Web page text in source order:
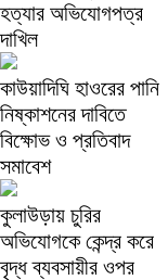
হত্যার অভিযোগপত্র
দাখিল
কাউয়াদিঘি হাওরের পানি
নিষ্কাশনের দাবিতে
বিক্ষোভ ও প্রতিবাদ
সমাবেশ
কুলাউড়ায় চুরির
অভিযোগকে কেন্দ্র করে
বৃদ্ধ ব্যবসায়ীর ওপর